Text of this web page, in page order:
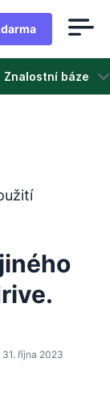
Znalostní báze
nástroje
října 2023